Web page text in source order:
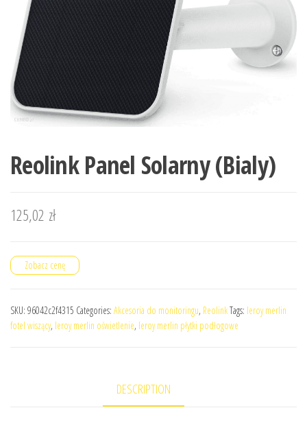
Reolink Panel Solarny (Bialy)
125,02 zł
Zobacz cenę
SKU: 96042c2f4315 Categories: Akcesoria do monitoringu, ReolinkTags: leroy merlin
fotel wiszący, leroy merlin oświetlenie, leroy merlin płytki podłogowe
DESCRIPTION